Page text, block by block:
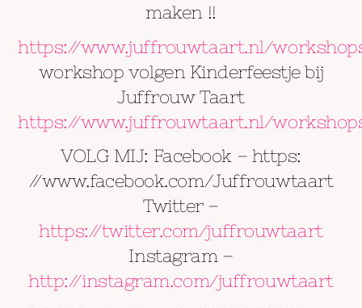
maken !!
https://www.juffrouwtaart.nl/
workshop volgen Kinderfeestje bij
Juffrouw Taart
https://www.juffrouwtaart.nl/
VOLG MIJ: Facebook – https:
//www.facebook.com/Juffrouwtaart
Twitter –
https://twitter.com/juffrouwtaart
Instagram –
http://instagram.com/juffrouwtaart